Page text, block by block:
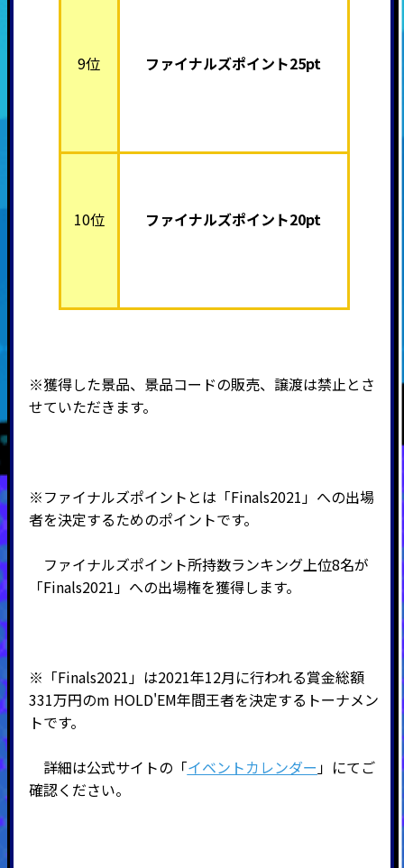
9位 ファイナルズポイント25pt
10位 ファイナルズポイント20pt
※獲得した景品、景品コードの販売、譲渡は禁止とさ
せていただきます。
※ファイナルズポイントとは「Finals2021」への出場
者を決定するためのポイントです。
ファイナルズポイント所持数ランキング上位8名が
「Finals2021」への出場権を獲得します。
※「Finals2021」は2021年12月に行われる賞金総額
331万円のm HOLD'EM年間王者を決定するトーナメン
トです。
詳細は公式サイトの「イベントカレンダー」にてご
確認ください。